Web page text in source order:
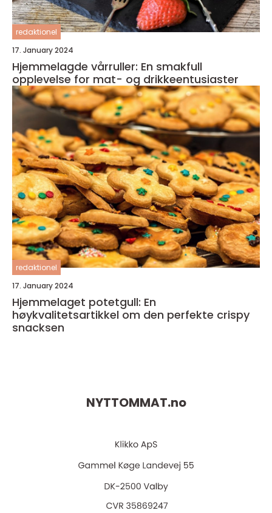
redaktionel
17. January 2024
Hjemmelagde vårruller: En smakfull
opplevelse for mat- og drikkeentusiaster
redaktionel
17. January 2024
Hjemmelaget potetgull: En
høykvalitetsartikkel om den perfekte crispy
snacksen
NYTTOMMAT.no